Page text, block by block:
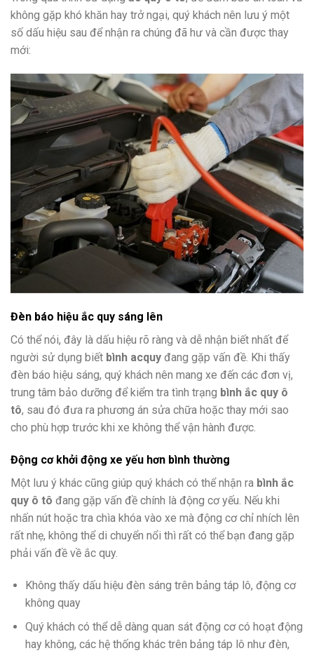
không gặp khó khăn hay trở ngại, quý khách nên lưu ý một
số dấu hiệu sau để nhận ra chúng đã hư và cần được thay
mới:
Đèn báo hiệu ắc quy sáng lên
Có thể nói, đây là dấu hiệu rõ ràng và dễ nhận biết nhất để
người sử dụng biết bình acquy đang gặp vấn đề. Khi thấy
đèn báo hiệu sáng, quý khách nên mang xe đến các đơn vị,
trung tâm bảo dưỡng để kiểm tra tình trạng bình ắc quy ô
tô, sau đó đưa ra phương án sửa chữa hoặc thay mới sao
cho phù hợp trước khi xe không thể vận hành được.
Động cơ khởi động xe yếu hơn bình thường
Một lưu ý khác cũng giúp quý khách có thể nhận ra bình ắc
quy ô tô đang gặp vấn đề chính là động cơ yếu. Nếu khi
nhấn nút hoặc tra chìa khóa vào xe mà động cơ chỉ nhích lên
rất nhẹ, không thể di chuyển nổi thì rất có thể bạn đang gặp
phải vấn đề về ắc quy.
Không thấy dấu hiệu đèn sáng trên bảng táp lô, động cơ
không quay
Quý khách có thể dễ dàng quan sát động cơ có hoạt động
hay không, các hệ thống khác trên bảng táp lô như đèn,